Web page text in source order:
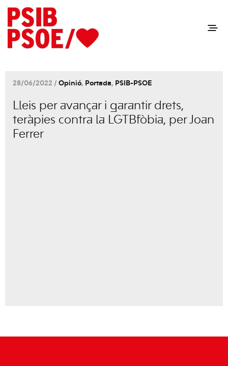
28/06/2022 / Opinió, Portada, PSIB-PSOE
Lleis per avançar i garantir drets,
teràpies contra la LGTBfòbia, per Joan
Ferrer